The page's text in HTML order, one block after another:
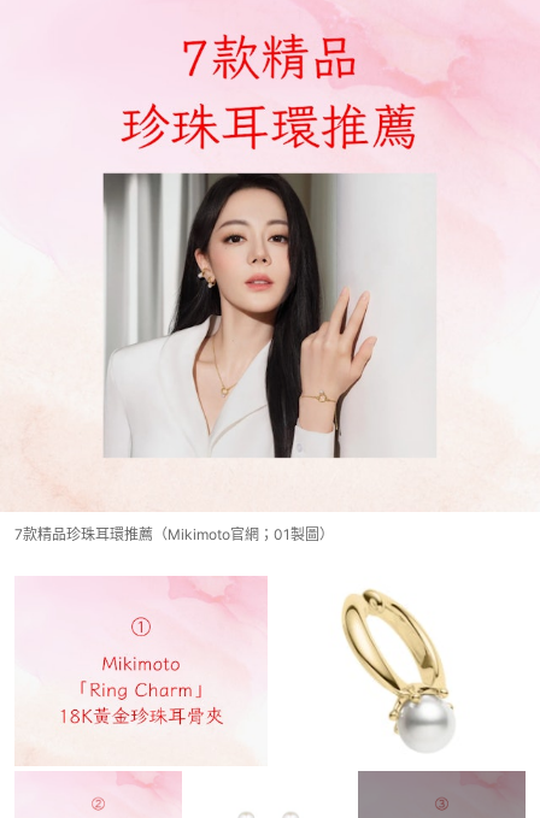
7款精品珍珠耳環推薦（Mikimoto官網；01製圖）